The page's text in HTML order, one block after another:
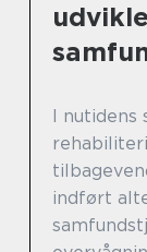
I
indført